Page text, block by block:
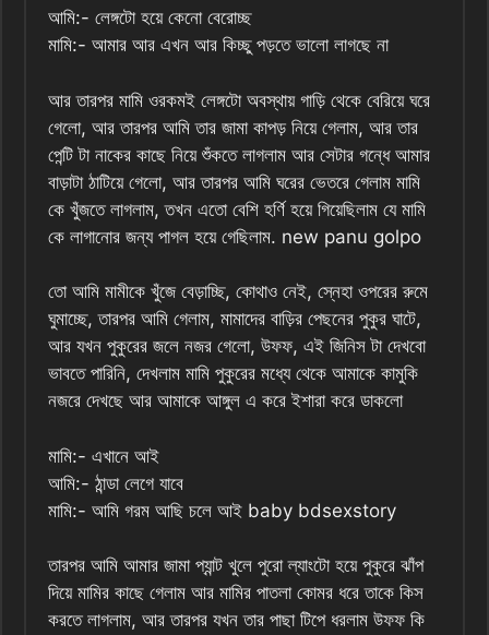
আমি:- লেঙ্গটো হয়ে কেনো বেরোচ্ছ
মামি:- আমার আর এখন আর কিচ্ছু পড়তে ভালো লাগছে না
আর তারপর মামি ওরকমই লেঙ্গটো অবস্থায় গাড়ি থেকে বেরিয়ে ঘরে
গেলো, আর তারপর আমি তার জামা কাপড় নিয়ে গেলাম, আর তার
পেন্টি টা নাকের কাছে নিয়ে শুঁকতে লাগলাম আর সেটার গন্ধে আমার
বাড়াটা ঠাটিয়ে গেলো, আর তারপর আমি ঘরের ভেতরে গেলাম মামি
কে খুঁজতে লাগলাম, তখন এতো বেশি হর্ণি হয়ে গিয়েছিলাম যে মামি
কে লাগানোর জন্য পাগল হয়ে গেছিলাম. new panu golpo
তো আমি মামীকে খুঁজে বেড়াচ্ছি, কোথাও নেই, স্নেহা ওপরের রুমে
ঘুমাচ্ছে, তারপর আমি গেলাম, মামাদের বাড়ির পেছনের পুকুর ঘাটে,
আর যখন পুকুরের জলে নজর গেলো, উফফ, এই জিনিস টা দেখবো
ভাবতে পারিনি, দেখলাম মামি পুকুরের মধ্যে থেকে আমাকে কামুকি
নজরে দেখছে আর আমাকে আঙ্গুল এ করে ইশারা করে ডাকলো
মামি:- এখানে আই
আমি:- ঠান্ডা লেগে যাবে
মামি:- আমি গরম আছি চলে আই baby bdsexstory
তারপর আমি আমার জামা প্যান্ট খুলে পুরো ল্যাংটো হয়ে পুকুরে ঝাঁপ
দিয়ে মামির কাছে গেলাম আর মামির পাতলা কোমর ধরে তাকে কিস
করতে লাগলাম, আর তারপর যখন তার পাছা টিপে ধরলাম উফফ কি